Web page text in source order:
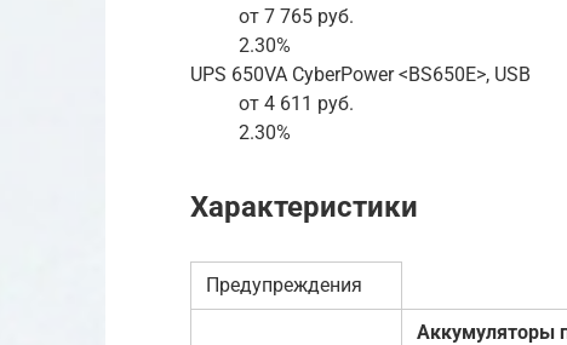
от 7 765 руб.
2.30%
UPS 650VA CyberPower <BS650E>, USB
от 4 611 руб.
2.30%
Характеристики
Предупреждения
Аккумуляторы